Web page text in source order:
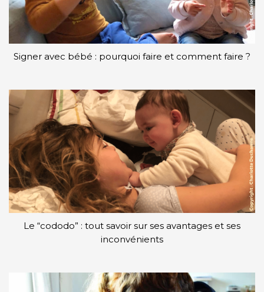
Signer avec bébé : pourquoi faire et comment faire ?
Le “cododo” : tout savoir sur ses avantages et ses
inconvénients